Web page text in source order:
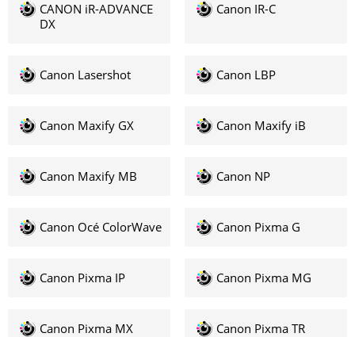
CANON iR-ADVANCE
DX
Canon IR-C
Canon Lasershot Canon LBP
Canon Maxify GX Canon Maxify iB
Canon Maxify MB Canon NP
Canon Océ ColorWave Canon Pixma G
Canon Pixma IP Canon Pixma MG
Canon Pixma MX Canon Pixma TR